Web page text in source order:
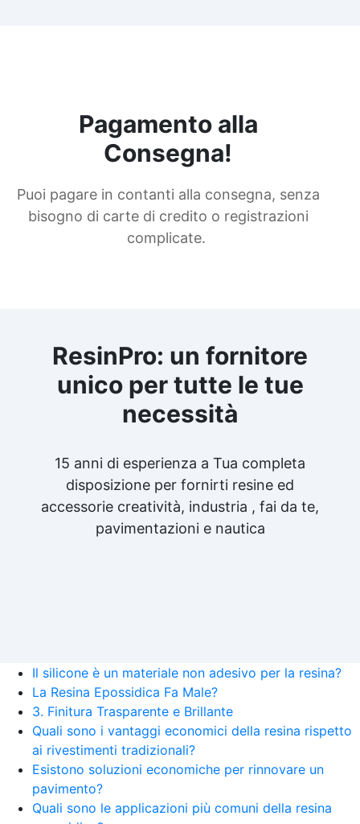
Pagamento alla
Consegna!
Puoi pagare in contanti alla consegna, senza
bisogno di carte di credito o registrazioni
complicate.
ResinPro: un fornitore
unico per tutte le tue
necessità
15 anni di esperienza a Tua completa
disposizione per fornirti resine ed
accessorie creatività, industria , fai da te,
pavimentazioni e nautica
Il silicone è un materiale non adesivo per la resina?
La Resina Epossidica Fa Male?
3. Finitura Trasparente e Brillante
Quali sono i vantaggi economici della resina rispetto
ai rivestimenti tradizionali?
Esistono soluzioni economiche per rinnovare un
pavimento?
Quali sono le applicazioni più comuni della resina